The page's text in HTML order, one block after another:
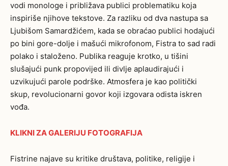
vodi monologe i približava publici problematiku koja
inspiriše njihove tekstove. Za razliku od dva nastupa sa
Ljubišom Samardžićem, kada se obraćao publici hodajući
po bini gore-dolje i mašući mikrofonom, Fistra to sad radi
polako i staloženo. Publika reaguje krotko, u tišini
slušajući punk propovijed ili divlje aplaudirajući i
uzvikujući parole podrške. Atmosfera je kao politički
skup, revolucionarni govor koji izgovara odista iskren
vođa.
KLIKNI ZA GALERIJU FOTOGRAFIJA
Fistrine najave su kritike društava, politike, religije i